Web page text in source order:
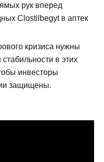
рук вперед
Clostilbegyt в аптек
кризиса нужны
в этих
инвесторы
защищены.